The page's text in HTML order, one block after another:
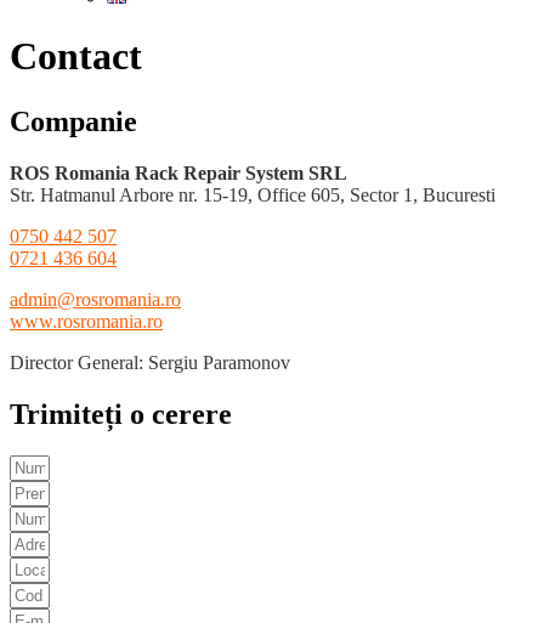
Contact
Companie
ROS Romania Rack Repair System SRL
Str. Hatmanul Arbore nr. 15-19, Office 605, Sector 1, Bucuresti
0750 442 507
0721 436 604
admin@rosromania.ro
www.rosromania.ro
Director General: Sergiu Paramonov
Trimiteți o cerere